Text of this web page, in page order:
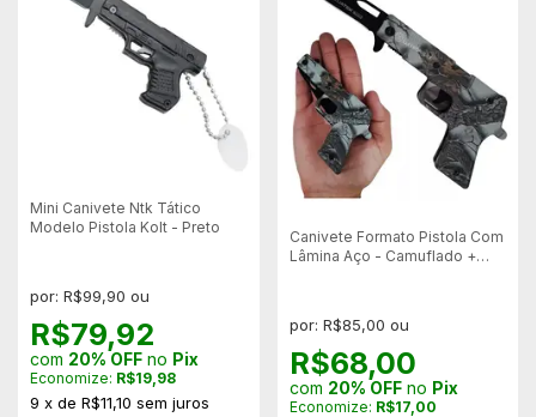
Mini Canivete Ntk Tático
Modelo Pistola Kolt - Preto
por: R$99,90 ou
R$79,92
com 20% OFF no Pix
Economize: R$19,98
9 x de R$11,10 sem juros
Canivete Formato Pistola Com
Lâmina Aço - Camuflado +
por: R$85,00 ou
R$68,00
com 20% OFFno Pix
Economize: R$17,00